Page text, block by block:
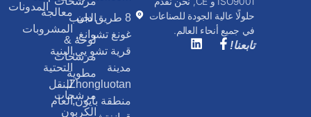
حلولًا عالية الجودة للصناعات
في جميع أنحاء العالم.
تابعنا!
الجيب
لوحة &
مرشحات
مطوية
مرشحات
الكربون
معالجة
المشروبات
البنية
التحتية
للنقل
العام
المدونات
8 طريق دان
غونغ تشوانغ,
قرية تشو يي,
مدينة
Zhongluotan,
منطقة بايون,